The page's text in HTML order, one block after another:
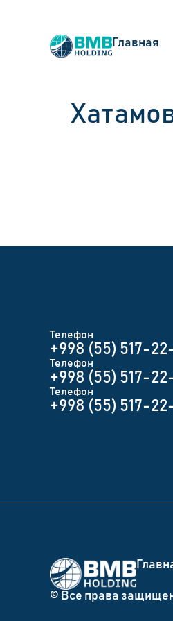
Главная
Телефон
+998 (55) 517-
Телефон
+998 (55) 517-
Телефон
+998 (55) 517-
© Все права